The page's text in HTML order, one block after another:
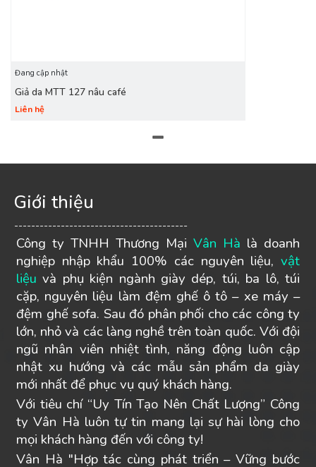
Đang cập nhật
Giả da MTT 127 nâu café
Liên hệ
Giới thiệu
-----------------------------------------
Công ty TNHH Thương Mại Vân Hà là doanh
nghiệp nhập khẩu 100% các nguyên liệu, vật
liệu và phụ kiện ngành giày dép, túi, ba lô, túi
cặp, nguyên liệu làm đệm ghế ô tô – xe máy –
đệm ghế sofa. Sau đó phân phối cho các công ty
lớn, nhỏ và các làng nghề trên toàn quốc. Với đội
ngũ nhân viên nhiệt tình, năng động luôn cập
nhật xu hướng và các mẫu sản phẩm da giày
mới nhất để phục vụ quý khách hàng.
Với tiêu chí “Uy Tín Tạo Nên Chất Lượng” Công
ty Vân Hà luôn tự tin mang lại sự hài lòng cho
mọi khách hàng đến với công ty!
Vân Hà "Hợp tác cùng phát triển – Vững bước